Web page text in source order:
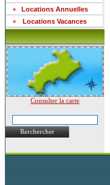
Locations Annuelles
Locations Vacances
Consulter la carte
Rerchercher